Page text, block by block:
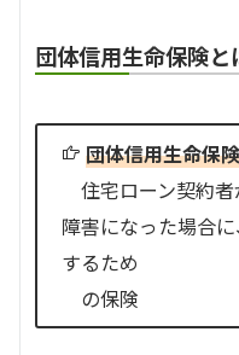
団体信用生命保険と
団体信用生命保
住宅ローン契約
障害になった場合
するため
の保険